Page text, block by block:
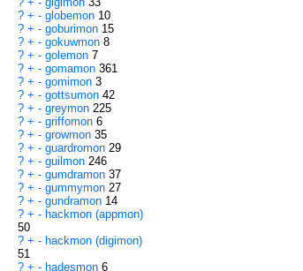
? + - globemon 10
? + - goburimon 15
? + - gokuwmon 8
? + - golemon 7
? + - gomamon 361
? + - gomimon 3
? + - gottsumon 42
? + - greymon 225
? + - griffomon 6
? + - growmon 35
? + - guardromon 29
? + - guilmon 246
? + - gumdramon 37
? + - gummymon 27
? + - gundramon 14
? + - hackmon (appmon)
50
? + - hackmon (digimon)
51
? + - hadesmon 6